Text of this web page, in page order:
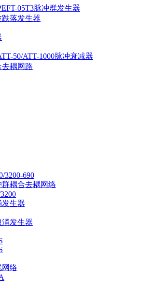
05T3脉冲群发生器
落发生器
50/ATT-1000脉冲衰减器
耦网路
3200-690
耦合去耦网络
生器
发生器
网络